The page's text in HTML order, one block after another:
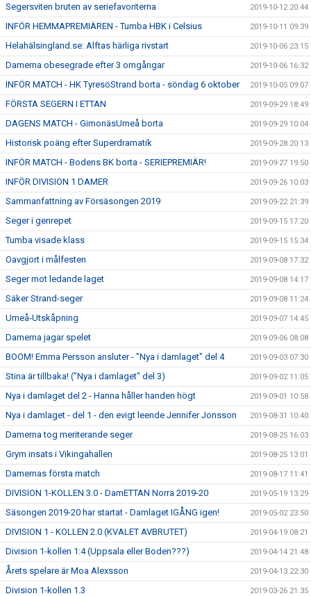
Segersviten bruten av seriefavoriterna 2019-10-12 20:44
INFÖR HEMMAPREMIÄREN - Tumba HBK i Celsius 2019-10-11 09:39
Helahälsingland.se: Alftas härliga rivstart 2019-10-06 23:15
Damerna obesegrade efter 3 omgångar 2019-10-06 16:32
INFÖR MATCH - HK TyresöStrand borta - söndag 6 oktober 2019-10-05 09:07
FÖRSTA SEGERN I ETTAN 2019-09-29 18:49
DAGENS MATCH - GimonäsUmeå borta 2019-09-29 10:04
Historisk poäng efter Superdramatik 2019-09-28 20:13
INFÖR MATCH - Bodens BK borta - SERIEPREMIÄR! 2019-09-27 19:50
INFÖR DIVISION 1 DAMER 2019-09-26 10:03
Sammanfattning av Försäsongen 2019 2019-09-22 21:39
Seger i genrepet 2019-09-15 17:20
Tumba visade klass 2019-09-15 15:34
Oavgjort i målfesten 2019-09-08 17:32
Seger mot ledande laget 2019-09-08 14:17
Säker Strand-seger 2019-09-08 11:24
Umeå-Utskåpning 2019-09-07 14:45
Damerna jagar spelet 2019-09-06 08:08
BOOM! Emma Persson ansluter - "Nya i damlaget" del 4 2019-09-03 07:30
Stina är tillbaka! ("Nya i damlaget" del 3) 2019-09-02 11:05
Nya i damlaget del 2 - Hanna håller handen högt 2019-09-01 10:58
Nya i damlaget - del 1 - den evigt leende Jennifer Jonsson 2019-08-31 10:40
Damerna tog meriterande seger 2019-08-25 16:03
Grym insats i Vikingahallen 2019-08-25 13:01
Damernas första match 2019-08-17 11:41
DIVISION 1-KOLLEN 3.0 - DamETTAN Norra 2019-20 2019-05-19 13:29
Säsongen 2019-20 har startat - Damlaget IGÅNG igen! 2019-05-02 23:50
DIVISION 1 - KOLLEN 2.0 (KVALET AVBRUTET) 2019-04-19 08:21
Division 1-kollen 1:4 (Uppsala eller Boden???) 2019-04-14 21:48
Årets spelare är Moa Alexsson 2019-04-13 22:30
Division 1-kollen 1.3 2019-03-26 21:35